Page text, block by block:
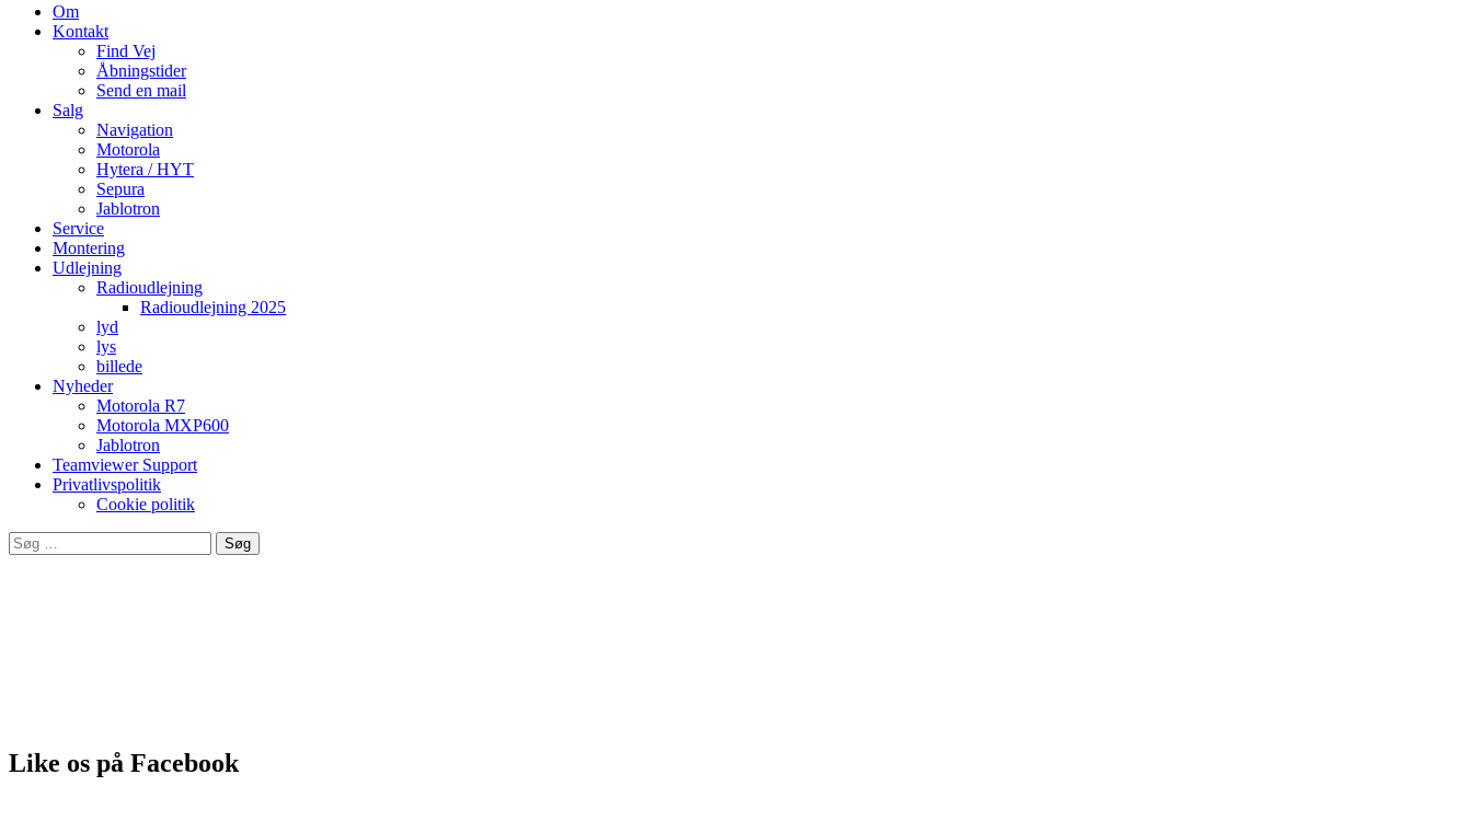
Om
Kontakt
Find Vej
Åbningstider
Send en mail
Salg
Navigation
Motorola
Hytera / HYT
Sepura
Jablotron
Service
Montering
Udlejning
Radioudlejning
Radioudlejning 2025
lyd
lys
billede
Nyheder
Motorola R7
Motorola MXP600
Jablotron
Teamviewer Support
Privatlivspolitik
Cookie politik
Søg
efter:
Like os på Facebook